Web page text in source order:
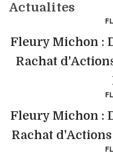
Actualites
Fleury Michon :
Rachat
Fleury Michon :
Rachat